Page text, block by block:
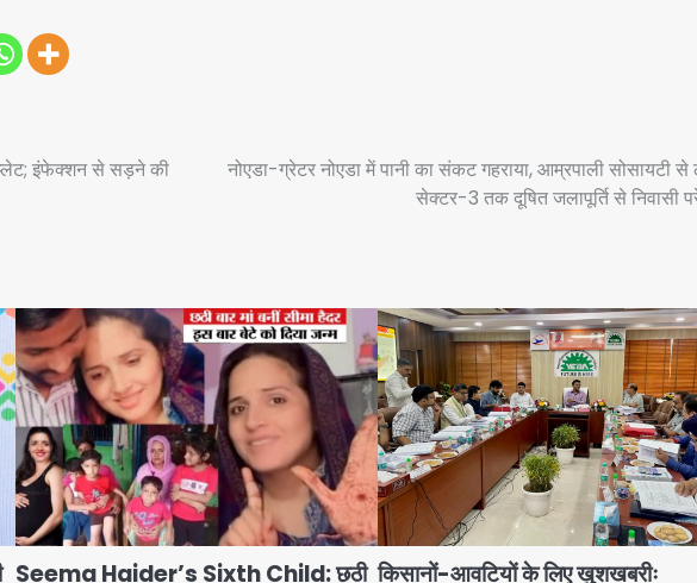
प्लेट; इंफेक्शन से सड़ने की
नोएडा-ग्रेटर नोएडा में पानी का संकट गहराया, आम्रपाली सोसायटी
सेक्टर-3 तक दूषित जलापूर्ति से निवासी
Seema Haider’s Sixth Child: छठी किसानों-आवटियों के लिए खुशखबरीः